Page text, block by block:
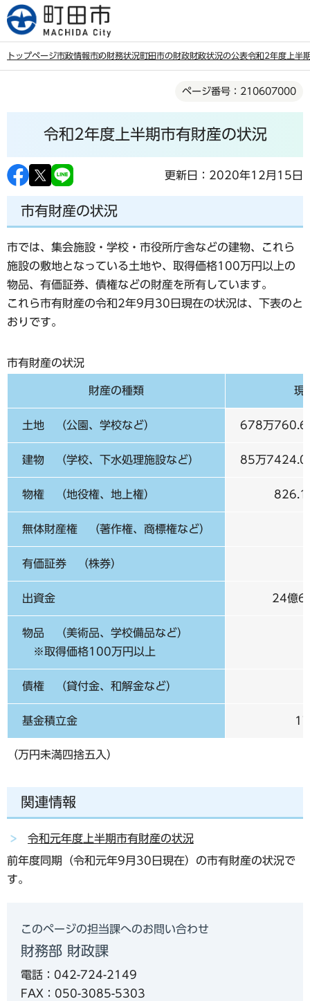
こ
の
す
トップページ市政情報市の財務状況町田市の財政財政状況の公表令和2年度上半
ら
ページ番号：210607000
令和2年度上半期市有財産の状況
更新日：2020年12月15日
市有財産の状況
市では、集会施設・学校・市役所庁舎などの建物、これら
施設の敷地となっている土地や、取得価格100万円以上の
物品、有価証券、債権などの財産を所有しています。
これら市有財産の令和2年9月30日現在の状況は、下表のと
おりです。
市有財産の状況
財産の種類 現
土地 （公園、学校など） 678万
建物 （学校、下水処理施設など） 85万
物権 （地役権、地上権）
無体財産権 （著作権、商標権など）
有価証券 （株券）
出資金 24億
物品 （美術品、学校備品など）
※取得価格100万円以上
債権 （貸付金、和解金など）
基金積立金
（万円未満四捨五入）
関連情報
令和元年度上半期市有財産の状況
前年度同期（令和元年9月30日現在）の市有財産の状況で
す。
このページの担当課へのお問い合わせ
財務部 財政課
電話：042-724-2149
FAX：050-3085-5303